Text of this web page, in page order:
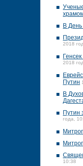
В
2018
2018
Путин
В
Путин
года,
10:38